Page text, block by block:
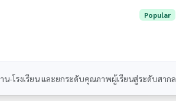
Popular
-โรงเรียน และยกระดับคุณภาพผู้เรียนสู่ระดับสากล